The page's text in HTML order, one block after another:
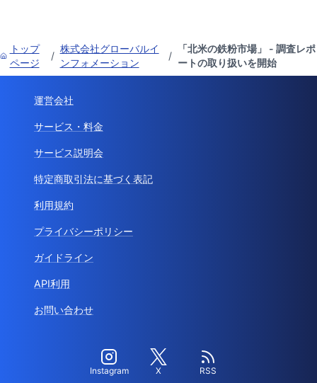
トップ
ページ
/
株式会社グローバルイ
ンフォメーション
/
「北米の鉄粉市場」 - 調査レポ
ートの取り扱いを開始
運営会社
サービス・料金
サービス説明会
特定商取引法に基づく表記
利用規約
プライバシーポリシー
ガイドライン
API利用
お問い合わせ
Instagram X RSS